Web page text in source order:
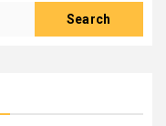
Search